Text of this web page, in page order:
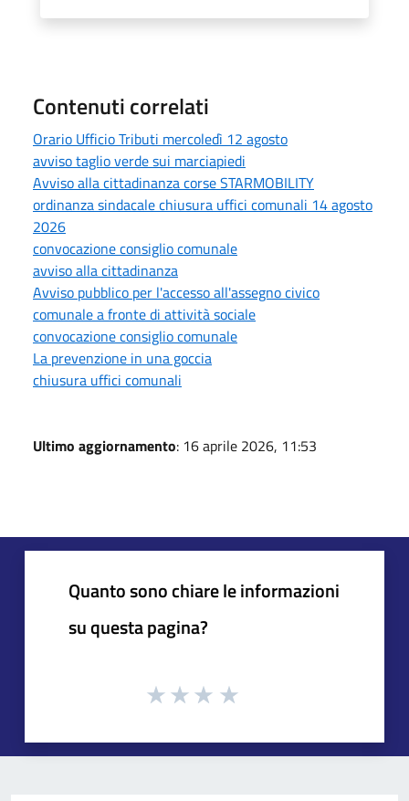
Contenuti correlati
Orario Ufficio Tributi mercoledì 12 agosto
avviso taglio verde sui marciapiedi
Avviso alla cittadinanza corse STARMOBILITY
ordinanza sindacale chiusura uffici comunali 14 agosto
2026
convocazione consiglio comunale
avviso alla cittadinanza
Avviso pubblico per l'accesso all'assegno civico
comunale a fronte di attività sociale
convocazione consiglio comunale
La prevenzione in una goccia
chiusura uffici comunali
Ultimo aggiornamento: 16 aprile 2026, 11:53
Quanto sono chiare le informazioni
su questa pagina?